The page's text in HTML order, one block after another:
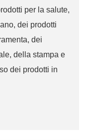
per la salute,
dei prodotti
dei
della stampa e
dei prodotti in